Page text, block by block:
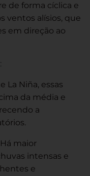
de forma cíclica e
ventos alísios, que
em direção ao
La Niña, essas
da média e
a
maior
intensas e
e